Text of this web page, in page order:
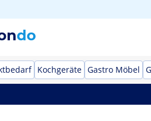
Kochgeräte Gastro Möbel